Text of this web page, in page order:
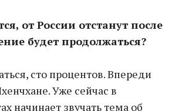
от России отстанут после
будет продолжаться?
сто процентов. Впереди
Уже сейчас в
начинает звучать тема об